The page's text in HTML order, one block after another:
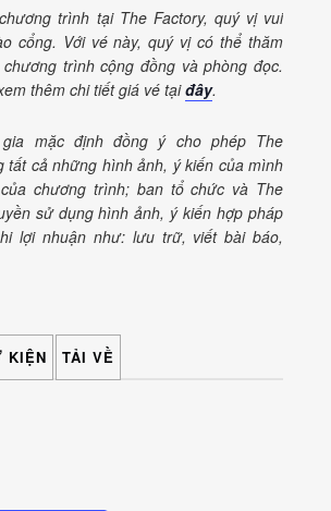
trình tại The Factory, quý vị vui
cổng. Với vé này, quý vị có thể thăm
trình cộng đồng và phòng đọc.
thêm chi tiết giá vé tạiđây.
mặc định đồng ý cho phép The
tất cả những hình ảnh, ý kiến của mình
chương trình; ban tổ chức và The
sử dụng hình ảnh, ý kiến hợp pháp
lợi nhuận như: lưu trữ, viết bài báo,
KIỆN TẢI VỀ